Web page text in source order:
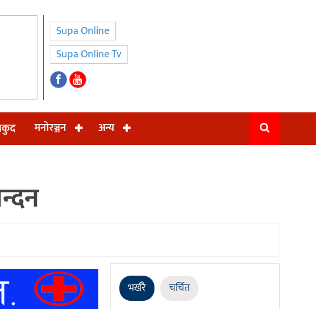
Supa Online
Supa Online Tv
मनोरञ्जन अन्य
भर्खरै चर्चित